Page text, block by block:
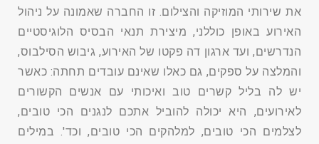
את שירותי המוזיקה והצילום. זו החברה שאמונה על ניהול
האירוע באופן כוללני, מיצירת תנאי הבסיס הלוגיסטיים
הנדרשים, ועד ארגון דה פקטו של האירוע, גיבוש הסילבוס,
והמלצה על ספקים, גם כאלו שאינם עובדים תחתה: כאשר
יש לה בליל קשרים טוב ואיכותי עם אנשים הקשורים
לאירועים, היא יכולה להוביל אתכם לנגנים הכי טובים,
לצלמים הכי טובים, למלהקים הכי טובים, וכד'. במילים